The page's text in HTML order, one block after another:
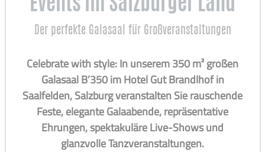
Events im Salzburger Land
Der perfekte Galasaal für Großveranstaltungen
Celebrate with style: In unserem 350 m² großen
Galasaal B’350 im Hotel Gut Brandlhof in
Saalfelden, Salzburg veranstalten Sie rauschende
Feste, elegante Galaabende, repräsentative
Ehrungen, spektakuläre Live-Shows und
glanzvolle Tanzveranstaltungen.